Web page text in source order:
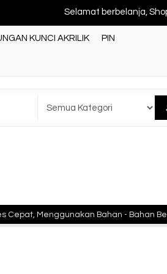
Selamat berbelanja,
KUNCI AKRILIK PIN
Menggunakan Bahan - Bahan